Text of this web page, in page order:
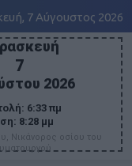
7 Αύγουστος 2026
7
2026
6:33 πμ
8:28 μμ
Νικάνορος οσίου του